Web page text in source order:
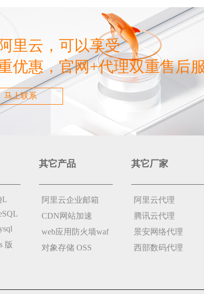
里云，可以享受
优惠，官网+代理双重售后服
马上联系
版
其它产品
阿里云企业邮箱
CDN网站加速
web应用防火墙waf
对象存储 OSS
其它厂家
阿里云代理
腾讯云代理
景安网络代理
西部数码代理